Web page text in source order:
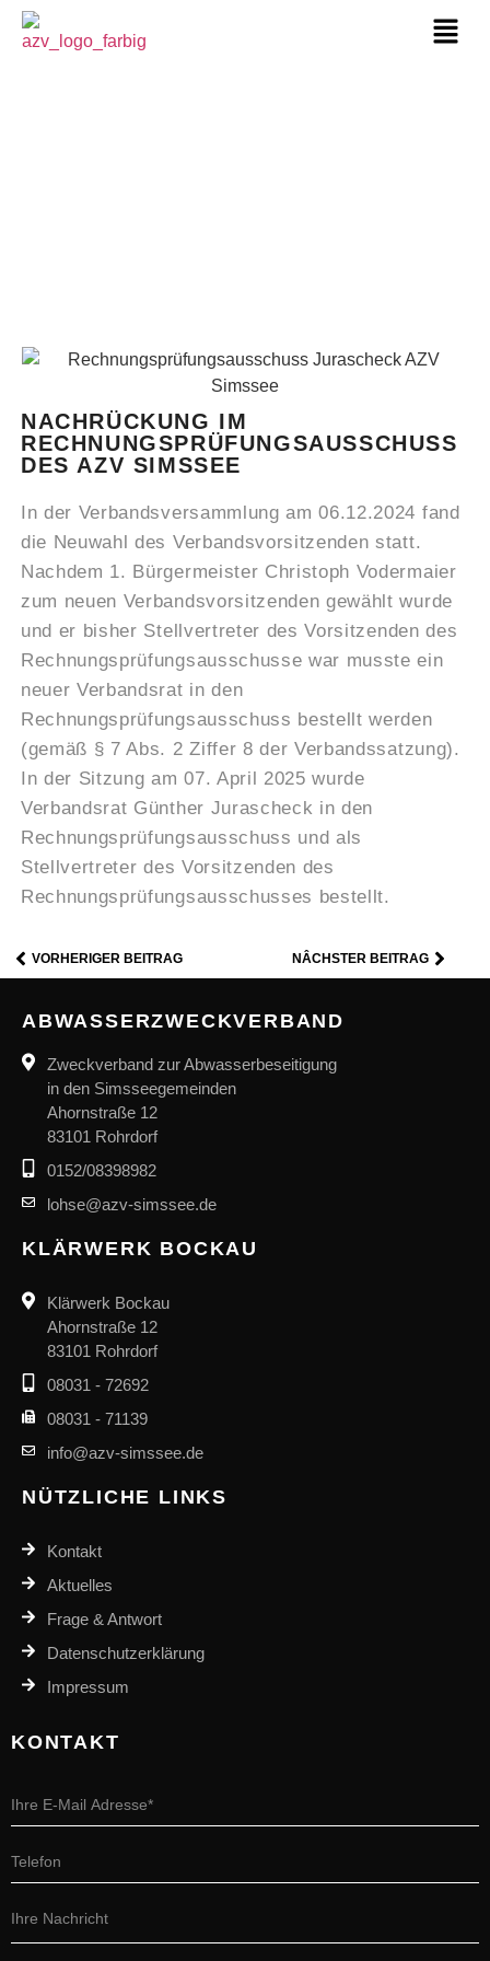
NACHRÜCKUNG IM
RECHNUNGSPRÜFUNGSAUSSCHUSS
DES AZV SIMSSEE
In der Verbandsversammlung am 06.12.2024 fand
die Neuwahl des Verbandsvorsitzenden statt.
Nachdem 1. Bürgermeister Christoph Vodermaier
zum neuen Verbandsvorsitzenden gewählt wurde
und er bisher Stellvertreter des Vorsitzenden des
Rechnungsprüfungsausschusse war musste ein
neuer Verbandsrat in den
Rechnungsprüfungsausschuss bestellt werden
(gemäß § 7 Abs. 2 Ziffer 8 der Verbandssatzung).
In der Sitzung am 07. April 2025 wurde
Verbandsrat Günther Jurascheck in den
Rechnungsprüfungsausschuss und als
Stellvertreter des Vorsitzenden des
Rechnungsprüfungsausschusses bestellt.
VORHERIGER BEITRAG NÂCHSTER BEITRAG
ABWASSERZWECKVERBAND
Zweckverband zur Abwasserbeseitigung
in den Simsseegemeinden
Ahornstraße 12
83101 Rohrdorf
0152/08398982
lohse@azv-simssee.de
KLÄRWERK BOCKAU
Klärwerk Bockau
Ahornstraße 12
83101 Rohrdorf
08031 - 72692
08031 - 71139
info@azv-simssee.de
NÜTZLICHE LINKS
Kontakt
Aktuelles
Frage & Antwort
Datenschutzerklärung
Impressum
KONTAKT